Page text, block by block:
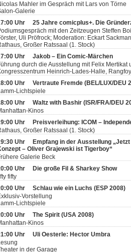
Mahler im Gespräch mit Lars von Törne
Galerie
Uhr 25 Jahre comicplus+. Die
mit den Zeitzeugen Steffen
Uli Pröfrock; Moderation: Eckart
Großer Ratssaal (1. Stock)
Uhr Jakob – Ein Comic-Märchen
durch die Ausstellung mit Felix
Heinrich-Lades-Halle,
Uhr Vertraute Fremde (BEL/LUX/DEU
Lichtspiele
Uhr Waltz with Bashir (ISR/FRA/DEU
Kinos
Uhr
Preisverleihung: ICOM –
Großer Ratssaal (1. Stock)
Uhr
Empfang in der Ausstellung
– Oliver Grajewski ist Tigerboy“
Galerie Beck
Uhr
Die große Fil & Sharkey Show
fifty
Uhr Schlau wie ein Luchs (ESP 2008)
Vorstellung
Lichtspiele
Uhr The Spirit (USA 2008)
Kinos
Uhr Uli Oesterle: Hector Umbra
in der Garage